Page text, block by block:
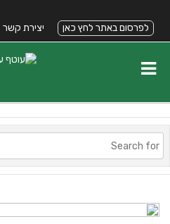
לפרסום באתר לחץ כאן
יצירת קשר